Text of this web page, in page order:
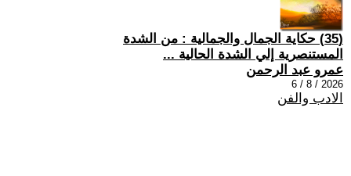
(35) حكاية الجمال والجمالية : من الشدة
المستنصرية إلي الشدة الحالية ...
عمرو عبد الرحمن
2026 / 8 / 6
الادب والفن